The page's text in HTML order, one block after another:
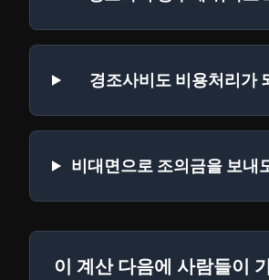
경조사비도 비용처리가
비대면으로 조의금을 보내
이 계산 다음에 사람들이